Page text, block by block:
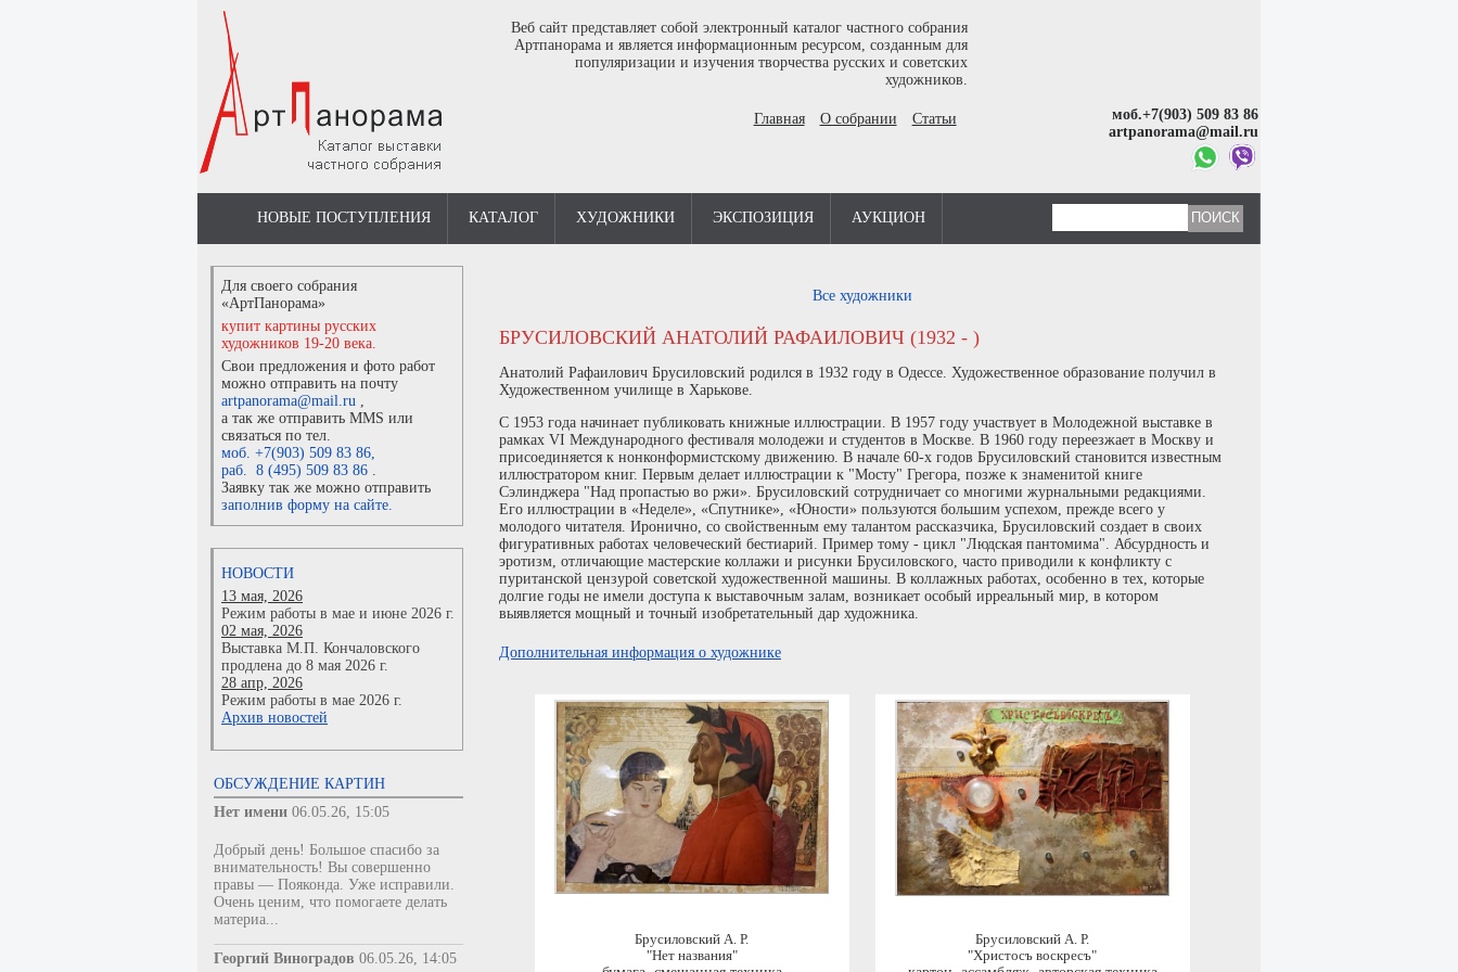
Веб сайт представляет собой электронный каталог частного собрания
Артпанорама и является информационным ресурсом, созданным для
популяризации и изучения творчества русских и советских
художников.
Главная О собрании Статьи
моб.+7(903) 509 83 86
artpanorama@mail.ru
НОВЫЕ ПОСТУПЛЕНИЯ КАТАЛОГ ХУДОЖНИКИ ЭКСПОЗИЦИЯ АУКЦИОН
Для своего собрания
«АртПанорама»
купит картины русских
художников 19-20 века.
Свои предложения и фото работ
можно отправить на почту
artpanorama@mail.ru ,
а так же отправить MMS или
связаться по тел.
моб. +7(903) 509 83 86,
раб. 8 (495) 509 83 86 .
Заявку так же можно отправить
заполнив форму на сайте.
НОВОСТИ
13 мая, 2026
Режим работы в мае и июне 2026 г.
02 мая, 2026
Выставка М.П. Кончаловского
продлена до 8 мая 2026 г.
28 апр, 2026
Режим работы в мае 2026 г.
Архив новостей
ОБСУЖДЕНИЕ КАРТИН
Нет имени 06.05.26, 15:05
Добрый день! Большое спасибо за
внимательность! Вы совершенно
правы — Пояконда. Уже исправили.
Очень ценим, что помогаете делать
материа...
Георгий Виноградов 06.05.26, 14:05
Все художники
БРУСИЛОВСКИЙ АНАТОЛИЙ РАФАИЛОВИЧ (1932 - )
Анатолий Рафаилович Брусиловский родился в 1932 году в Одессе. Художественное образование получил в
Художественном училище в Харькове.
С 1953 года начинает публиковать книжные иллюстрации. В 1957 году участвует в Молодежной выставке в
рамках VI Международного фестиваля молодежи и студентов в Москве. В 1960 году переезжает в Москву и
присоединяется к нонконформистскому движению. В начале 60-х годов Брусиловский становится известным
иллюстратором книг. Первым делает иллюстрации к "Мосту" Грегора, позже к знаменитой книге
Сэлинджера "Над пропастью во ржи». Брусиловский сотрудничает со многими журнальными редакциями.
Его иллюстрации в «Неделе», «Спутнике», «Юности» пользуются большим успехом, прежде всего у
молодого читателя. Иронично, со свойственным ему талантом рассказчика, Брусиловский создает в своих
фигуративных работах человеческий бестиарий. Пример тому - цикл "Людская пантомима". Абсурдность и
эротизм, отличающие мастерские коллажи и рисунки Брусиловского, часто приводили к конфликту с
пуританской цензурой советской художественной машины. В коллажных работах, особенно в тех, которые
долгие годы не имели доступа к выставочным залам, возникает особый ирреальный мир, в котором
выявляется мощный и точный изобретательный дар художника.
Дополнительная информация о художнике
Брусиловский А. Р.
"Нет названия"
Брусиловский А. Р.
"Христосъ воскресъ"